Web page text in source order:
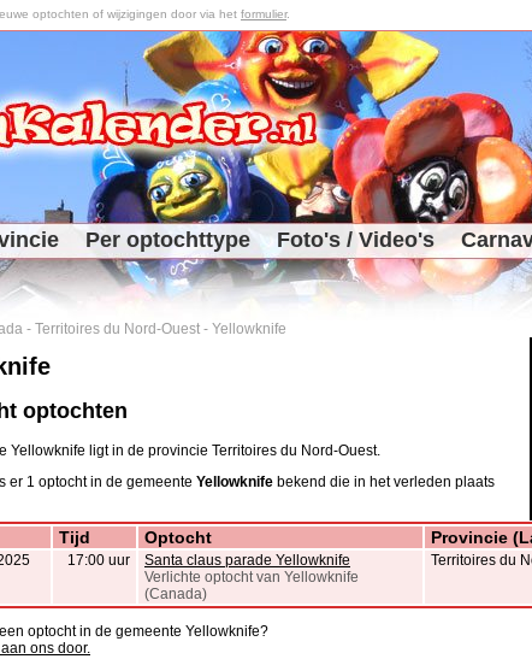
optochten of wijzigingen door via het formulier.
Per optochttype Foto's / Video's
- Territoires du Nord-Ouest - Yellowknife
optochten
Yellowknife ligt in de provincie Territoires du Nord-Ouest.
er 1 optocht in de gemeente Yellowknife bekend die in het verleden plaats
Tijd Optocht Provincie
17:00 uur
Santa claus parade Yellowknife
Verlichte optocht van Yellowknife
(Canada)
Territoires du
optocht in de gemeente Yellowknife?
ons door.